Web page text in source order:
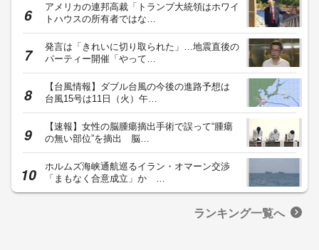
アメリカの連邦高裁「トランプ大統領はホワイ
トハウスの所有者ではな…
発言は「きれいに切り取られた」…地震直後の
パーティー開催「やって…
【台風情報】ダブル台風の今後の進路予想は
台風15号は11日（火）午…
【速報】女性の脳腫瘍摘出手術で誤って“腫瘍
の無い部位”を摘出 脳…
ホルムズ海峡通航巡るイラン・オマーン交渉
「まもなく合意成立」か …
ランキング一覧へ